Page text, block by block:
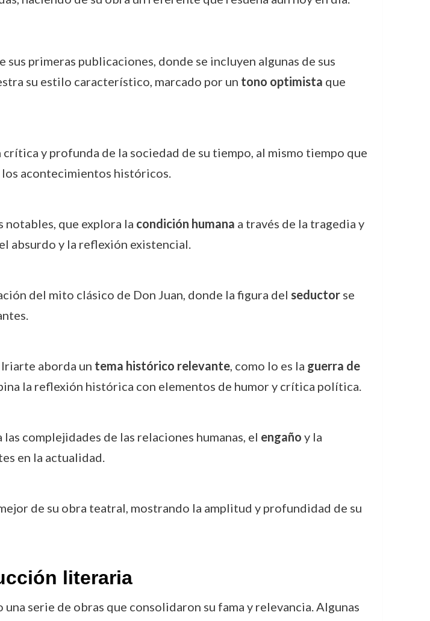
sus primeras publicaciones, donde se incluyen algunas de sus
su estilo característico, marcado por un tono optimista que
y profunda de la sociedad de su tiempo, al mismo tiempo que
los acontecimientos históricos.
notables, que explora la condición humana a través de la tragedia y
absurdo y la reflexión existencial.
del mito clásico de Don Juan, donde la figura del seductorse
aborda un tema histórico relevante, como lo es la guerra de
la reflexión histórica con elementos de humor y crítica política.
complejidades de las relaciones humanas, el engaño y la
en la actualidad.
de su obra teatral, mostrando la amplitud y profundidad de su
literaria
serie de obras que consolidaron su fama y relevancia. Algunas